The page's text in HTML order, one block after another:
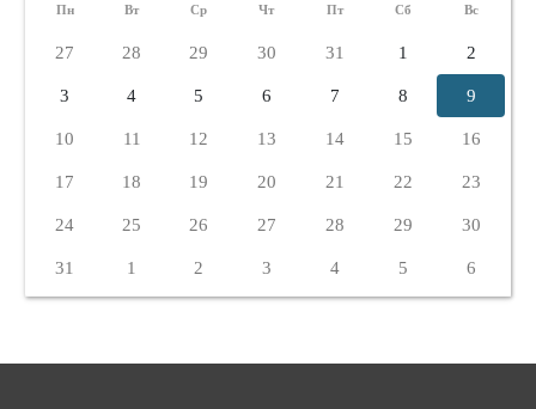
Пн Вт Ср Чт Пт Сб Вс
27 28 29 30 31 1 2
3 4 5 6 7 8 9
10 11 12 13 14 15 16
17 18 19 20 21 22 23
24 25 26 27 28 29 30
31 1 2 3 4 5 6